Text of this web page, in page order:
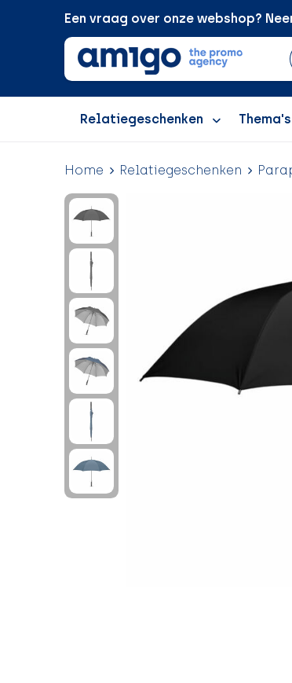
Een vraag over onze webshop?
Relatiegeschenken Thema's
Home Relatiegeschenken